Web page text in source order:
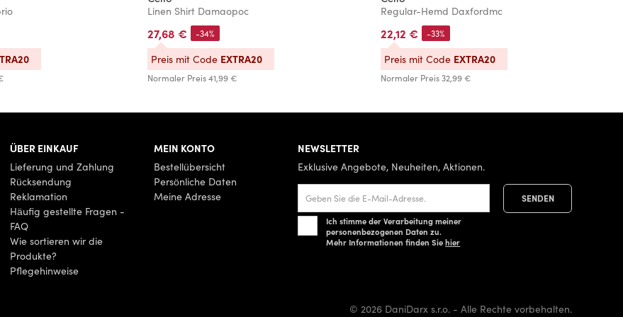
Linen Shirt Damaopoc
27,68 €
Normaler Preis41,99 €
-34%
Preis mit Code EXTRA20
Regular-Hemd Daxfordmc
22,12 €
Normaler Preis32,99 €
-33%
Preis mit Code EXTRA20
ÜBER EINKAUF
Lieferung und Zahlung
Rücksendung
Reklamation
Häufig gestellte Fragen -
FAQ
Wie sortieren wir die
Produkte?
Pflegehinweise
MEIN KONTO
Bestellübersicht
Persönliche Daten
Meine Adresse
NEWSLETTER
Exklusive Angebote, Neuheiten, Aktionen.
Ich stimme der Verarbeitung meiner
personenbezogenen Daten zu.
Mehr Informationen finden Siehier
© 2026 DaniDarx s.r.o. - Alle Rechte vorbehalten.